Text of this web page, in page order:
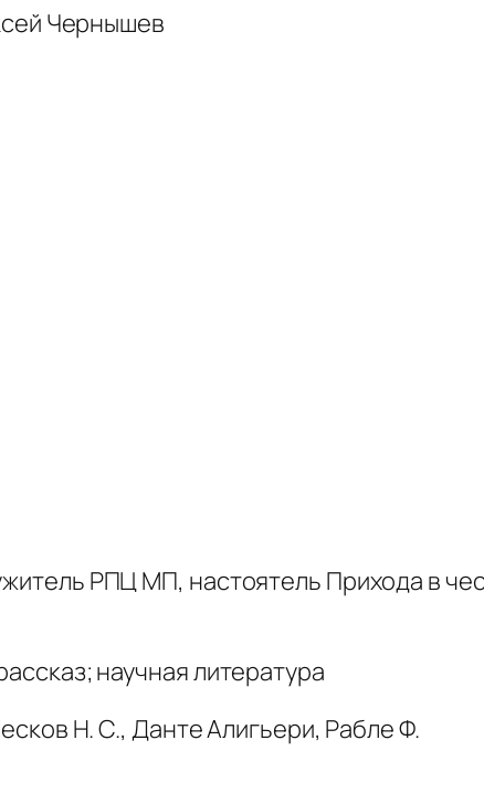
РПЦ МП, настоятель Прихода в
научная литература
Н. С., Данте Алигьери, Рабле Ф.